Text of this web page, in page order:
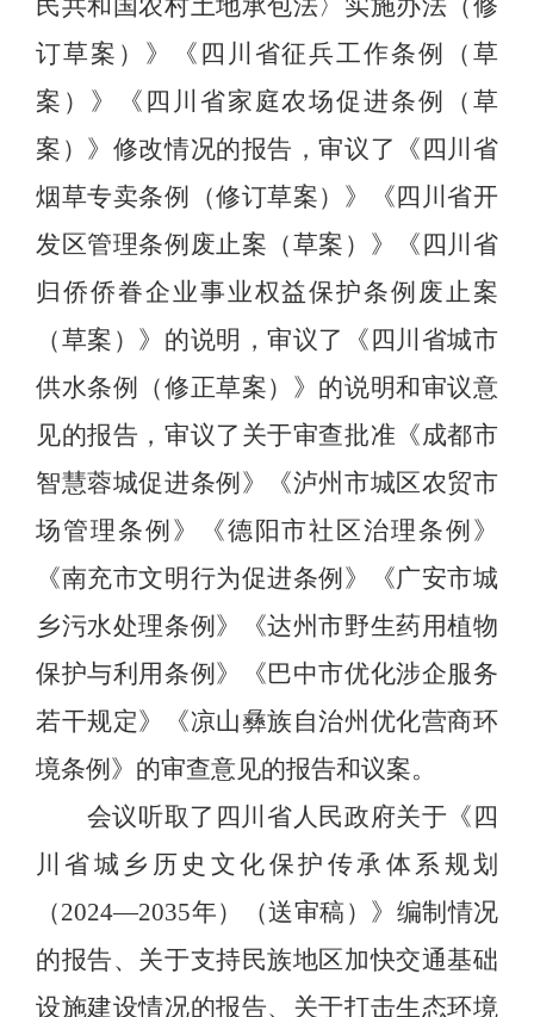
民共和国农村土地承包法〉实施办法（修
订草案）》《四川省征兵工作条例（草
案）》《四川省家庭农场促进条例（草
案）》修改情况的报告，审议了《四川省
烟草专卖条例（修订草案）》《四川省开
发区管理条例废止案（草案）》《四川省
归侨侨眷企业事业权益保护条例废止案
（草案）》的说明，审议了《四川省城市
供水条例（修正草案）》的说明和审议意
见的报告，审议了关于审查批准《成都市
智慧蓉城促进条例》《泸州市城区农贸市
场管理条例》《德阳市社区治理条例》
《南充市文明行为促进条例》《广安市城
乡污水处理条例》《达州市野生药用植物
保护与利用条例》《巴中市优化涉企服务
若干规定》《凉山彝族自治州优化营商环
境条例》的审查意见的报告和议案。
会议听取了四川省人民政府关于《四
川省城乡历史文化保护传承体系规划
（2024—2035年）（送审稿）》编制情况
的报告、关于支持民族地区加快交通基础
设施建设情况的报告、关于打击生态环境